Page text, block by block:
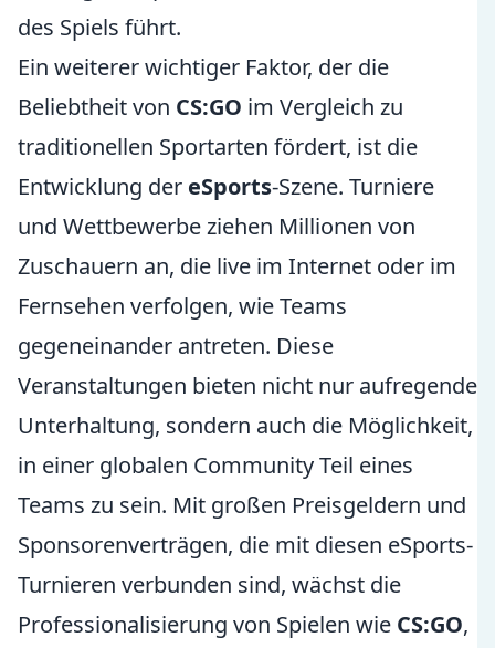
des Spiels führt.
Ein weiterer wichtiger Faktor, der die
Beliebtheit von CS:GO im Vergleich zu
traditionellen Sportarten fördert, ist die
Entwicklung der eSports-Szene. Turniere
und Wettbewerbe ziehen Millionen von
Zuschauern an, die live im Internet oder im
Fernsehen verfolgen, wie Teams
gegeneinander antreten. Diese
Veranstaltungen bieten nicht nur aufregende
Unterhaltung, sondern auch die Möglichkeit,
in einer globalen Community Teil eines
Teams zu sein. Mit großen Preisgeldern und
Sponsorenverträgen, die mit diesen eSports-
Turnieren verbunden sind, wächst die
Professionalisierung von Spielen wie CS:GO,